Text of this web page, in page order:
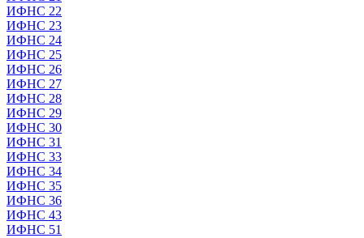
ИФНС 22
ИФНС 23
ИФНС 24
ИФНС 25
ИФНС 26
ИФНС 27
ИФНС 28
ИФНС 29
ИФНС 30
ИФНС 31
ИФНС 33
ИФНС 34
ИФНС 35
ИФНС 36
ИФНС 43
ИФНС 51